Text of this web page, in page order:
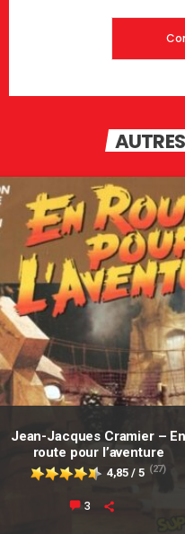
Jean-Jacques Cramier – En
route pour l’aventure
4,85 / 5 (27)
3